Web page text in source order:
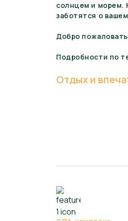
солнцем и морем.
заботятся о
Добро
Подробности по
Отдых и